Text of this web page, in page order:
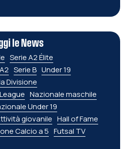
le News
Serie A2 Élite
Serie B Under 19
Divisione
Nazionale maschile
Under 19
giovanile Hall of Fame
Calcio a 5 Futsal TV